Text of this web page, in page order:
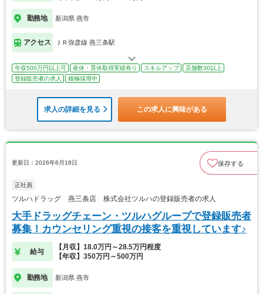
勤務地 新潟県 燕市
アクセス ＪＲ弥彦線 燕三条駅
年収500万円以上可 産休・育休取得実績有り スキルアップ
店舗数30以上
登録販売者の求人
積極採用中
求人の詳細を見る この求人に興味がある
更新日：2026年6月18日 保存する
正社員
ツルハドラッグ 燕三条店 株式会社ツルハの登録販売者の求人
大手ドラッグチェーン・ツルハグループで登録販売者
募集！カウンセリング重視の接客を重視しています♪
給与
【月収】18.0万円～28.5万円程度
【年収】350万円～500万円
勤務地 新潟県 燕市